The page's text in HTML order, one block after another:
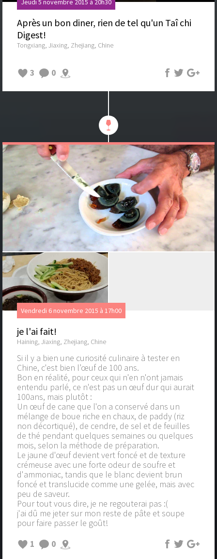
Jeudi 5 novembre 2015 à 20h30
Après un bon diner, rien de tel qu'un Taî chi
Digest!
Tongxiang, Jiaxing, Zhejiang, Chine
3 0
Vendredi 6 novembre 2015 à 17h00
je l'ai fait!
Haining, Jiaxing, Zhejiang, Chine
Si il y a bien une curiosité culinaire à tester en
Chine, c'est bien l’œuf de 100 ans.
Bon en réalité, pour ceux qui n'en n'ont jamais
entendu parlé, ce n'est pas un œuf dur qui aurait
100ans, mais plutôt :
Un œuf de cane que l'on a conservé dans un
mélange de boue riche en chaux, de paddy (riz
non décortiqué), de cendre, de sel et de feuilles
de thé pendant quelques semaines ou quelques
mois, selon la méthode de préparation.
Le jaune d'œuf devient vert foncé et de texture
crémeuse avec une forte odeur de soufre et
d'ammoniac, tandis que le blanc devient brun
foncé et translucide comme une gelée, mais avec
peu de saveur.
Pour tout vous dire, je ne regouterai pas :(
j'ai dû me jeter sur mon reste de pâte et soupe
pour faire passer le goût!
1
0